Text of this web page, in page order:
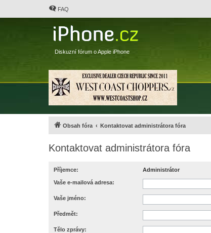
FAQ
Diskuzní fórum o Apple iPhone
Obsah fóra Kontaktovat administrátora fóra
Kontaktovat administrátora fóra
Příjemce: Administrátor
Vaše e-mailová adresa:
Vaše jméno:
Předmět:
Tělo zprávy: